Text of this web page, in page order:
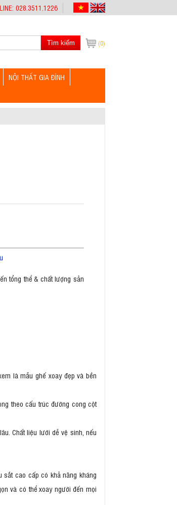
028.3511.1226
(0)
Tìm kiếm
NỘI THẤT GIA ĐÌNH
tổng thể & chất lượng sản
là mẫu ghế xoay đẹp và bền
theo cấu trúc đường cong cột
Chất liệu lưới dễ vệ sinh, nếu
sắt cao cấp có khả năng kháng
và có thể xoay người đến mọi